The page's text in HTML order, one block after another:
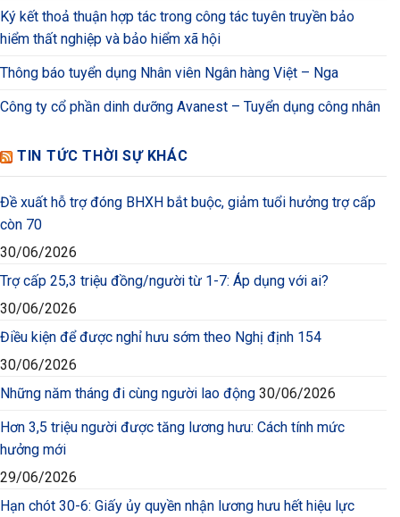
Ký kết thoả thuận hợp tác trong công tác tuyên truyền bảo
hiểm thất nghiệp và bảo hiểm xã hội
Thông báo tuyển dụng Nhân viên Ngân hàng Việt – Nga
Công ty cổ phần dinh dưỡng Avanest – Tuyển dụng công nhân
TIN TỨC THỜI SỰ KHÁC
Đề xuất hỗ trợ đóng BHXH bắt buộc, giảm tuổi hưởng trợ cấp
còn 70
30/06/2026
Trợ cấp 25,3 triệu đồng/người từ 1-7: Áp dụng với ai?
30/06/2026
Điều kiện để được nghỉ hưu sớm theo Nghị định 154
30/06/2026
Những năm tháng đi cùng người lao động 30/06/2026
Hơn 3,5 triệu người được tăng lương hưu: Cách tính mức
hưởng mới
29/06/2026
Hạn chót 30-6: Giấy ủy quyền nhận lương hưu hết hiệu lực